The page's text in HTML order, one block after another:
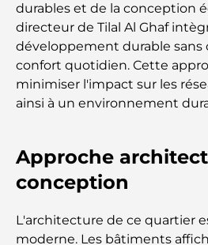
Les 7 meilleurs restaurants
Harbour où dîner
Les meilleures écoles de
adapté aux familles
Restaurants à Dubai Hills :
gourmandes d’un quartier
Dubaï
durables et de la conception
directeur de Tilal Al Ghaf
développement durable
confort quotidien. Cette
minimiser l'impact sur les
ainsi à un environnement
Approche
conception
L'architecture de ce quartier
moderne. Les bâtiments